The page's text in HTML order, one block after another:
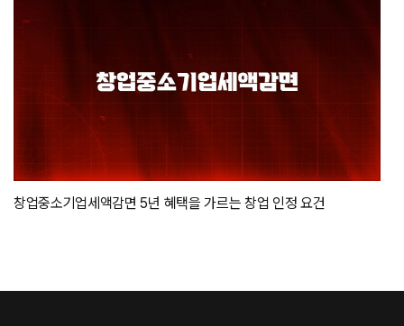
창업중소기업세액감면 5년 혜택을 가르는 창업 인정 요건